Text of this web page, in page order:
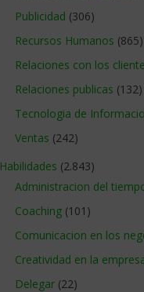
Publicidad (306)
Recursos Humanos (865)
Relaciones con los
Relaciones publicas (132)
Tecnologia de
Ventas (242)
Habilidades (2.843)
Administracion del
Coaching (101)
Comunicacion en los
Creatividad en la
Delegar (22)